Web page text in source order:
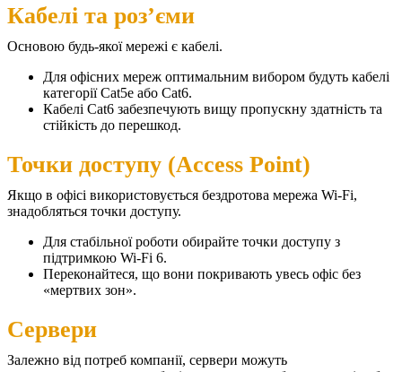
Кабелі та роз’єми
Основою будь-якої мережі є кабелі.
Для офісних мереж оптимальним вибором будуть кабелі
категорії Cat5e або Cat6.
Кабелі Cat6 забезпечують вищу пропускну здатність та
стійкість до перешкод.
Точки доступу (Access Point)
Якщо в офісі використовується бездротова мережа Wi-Fi,
знадобляться точки доступу.
Для стабільної роботи обирайте точки доступу з
підтримкою Wi-Fi 6.
Переконайтеся, що вони покривають увесь офіс без
«мертвих зон».
Сервери
Залежно від потреб компанії, сервери можуть